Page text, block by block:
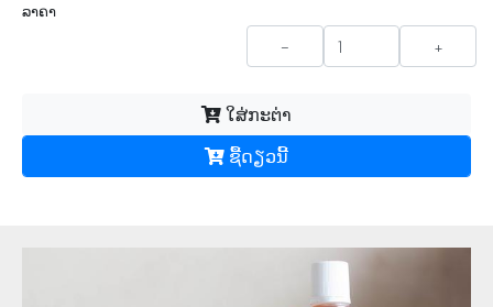
ລາຄາ
- +
ໃສ່ກະຕ່າ
ຊື້​ດຽວ​ນີ້